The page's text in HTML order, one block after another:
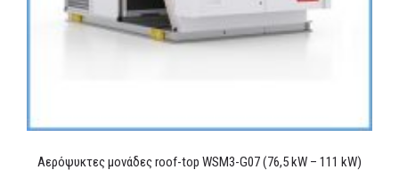
Αερόψυκτες μονάδες roof-top WSM3-G07 (76,5 kW – 111 kW)